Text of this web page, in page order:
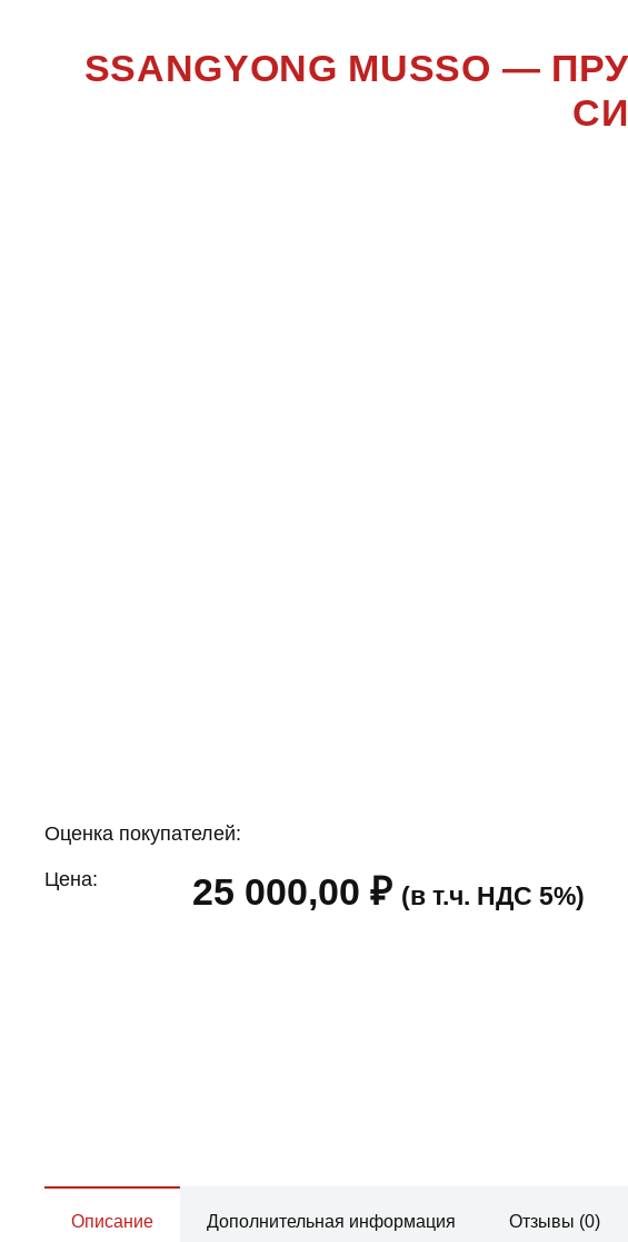
SSANGYONG MUSSO —
Оценка покупателей:
Цена: 25 000,00₽ (в т.ч. НДС 5%)
Описание Дополнительная информация Отзывы (0)